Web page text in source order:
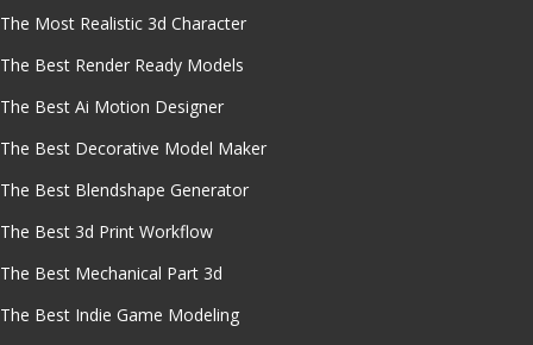
The Most Realistic 3d Character
The Best Render Ready Models
The Best Ai Motion Designer
The Best Decorative Model Maker
The Best Blendshape Generator
The Best 3d Print Workflow
The Best Mechanical Part 3d
The Best Indie Game Modeling